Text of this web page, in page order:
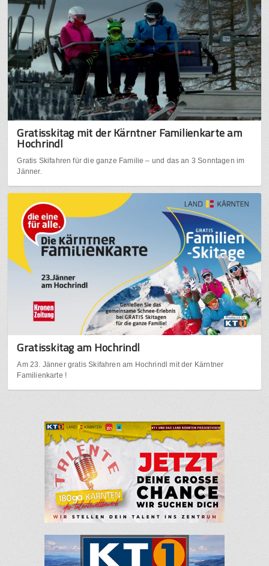
Gratisskitag mit der Kärntner Familienkarte am
Hochrindl
Gratis Skifahren für die ganze Familie – und das an 3 Sonntagen im
Jänner.
Gratisskitag am Hochrindl
Am 23. Jänner gratis Skifahren am Hochrindl mit der Kärntner
Familienkarte !